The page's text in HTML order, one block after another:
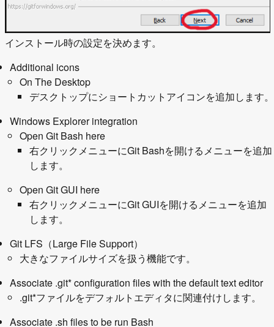
インストール時の設定を決めます。
Additional icons
On The Desktop
デスクトップにショートカットアイコンを追加します。
Windows Explorer integration
Open Git Bash here
右クリックメニューにGit Bashを開けるメニューを追加
します。
Open Git GUI here
右クリックメニューにGit GUIを開けるメニューを追加
します。
Git LFS（Large File Support）
大きなファイルサイズを扱う機能です。
Associate .git* configuration files with the default text editor
.git*ファイルをデフォルトエディタに関連付けします。
Associate .sh files to be run Bash